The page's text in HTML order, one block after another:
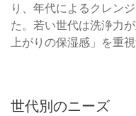
り、年代によるクレン
た。若い世代は洗浄力
上がりの保湿感」を重
世代別のニーズ